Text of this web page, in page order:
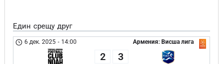
Един срещу друг
Армения: Висша лига
6 дек. 2025 - 14:00
2 3